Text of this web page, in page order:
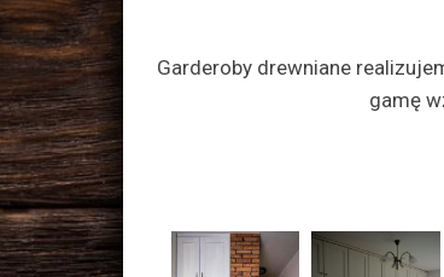
Garderoby drewniane
gamę